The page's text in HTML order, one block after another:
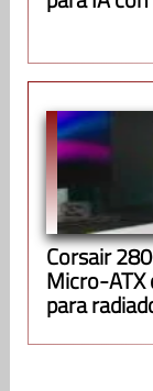
Corsair
Micro-
para